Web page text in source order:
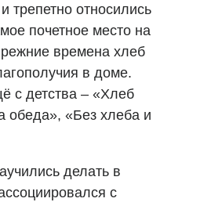
трепетно относились
почетное место на
времена хлеб
в доме.
с детства – «Хлеб
обеда», «Без хлеба и
делать в
с